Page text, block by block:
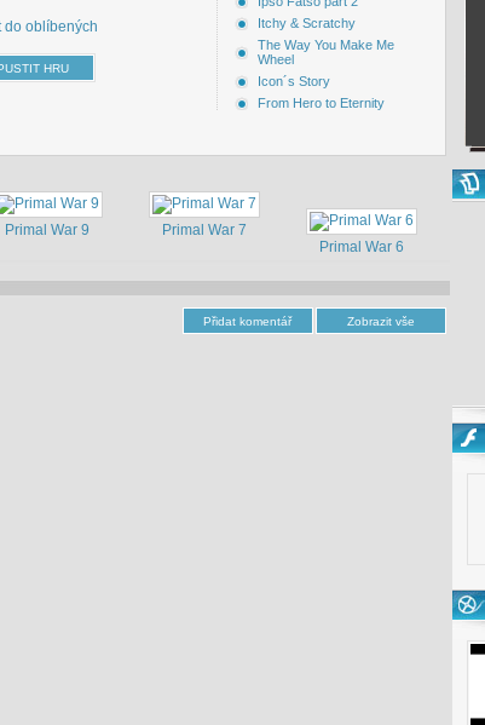
do oblíbených
Itchy & Scratchy
The Way You Make Me
Wheel
Icon´s Story
From Hero to Eternity
Primal War 9
Primal War 7
Primal War 6